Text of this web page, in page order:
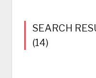
SEARCH
(14)